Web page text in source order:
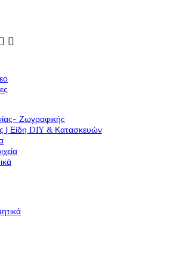

Ζωγραφικής
| Είδη DIY & Κατασκευών